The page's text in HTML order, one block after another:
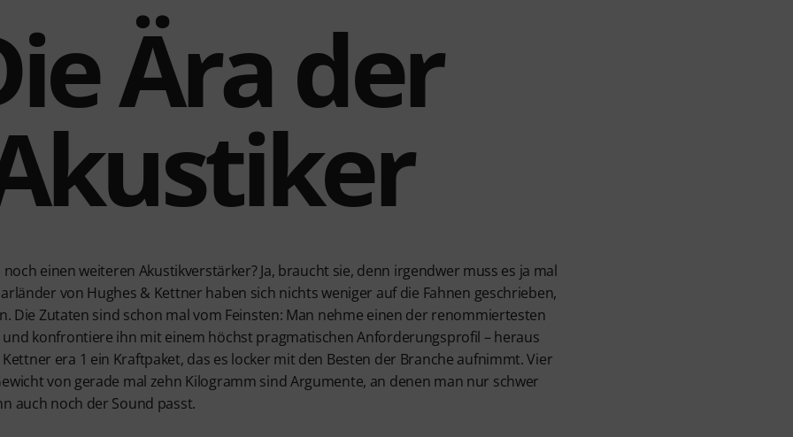
Ära der
einen weiteren Akustikverstärker? Ja, braucht sie, denn irgendwer muss es ja mal
von Hughes & Kettner haben sich nichts weniger auf die Fahnen geschrieben,
Die Zutaten sind schon mal vom Feinsten: Man nehme einen der renommiertesten
konfrontiere ihn mit einem höchst pragmatischen Anforderungsprofil – heraus
era 1 ein Kraftpaket, das es locker mit den Besten der Branche aufnimmt. Vier
von gerade mal zehn Kilogramm sind Argumente, an denen man nur schwer
auch noch der Sound passt.